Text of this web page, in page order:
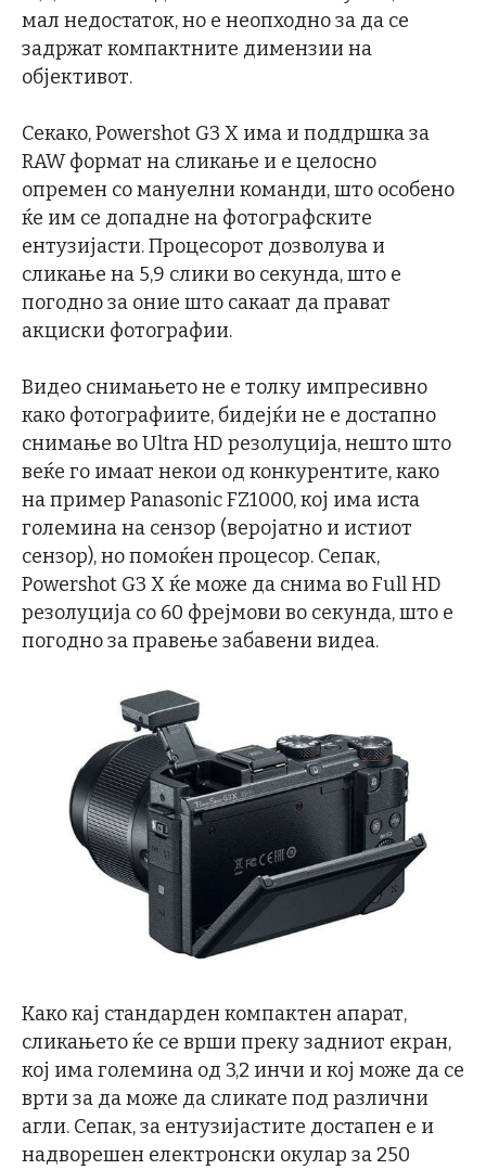
мал недостаток, но е неопходно за да се
задржат компактните димензии на
објективот.
Секако, Powershot G3 X има и поддршка за
RAW формат на сликање и е целосно
опремен со мануелни команди, што особено
ќе им се допадне на фотографските
ентузијасти. Процесорот дозволува и
сликање на 5,9 слики во секунда, што е
погодно за оние што сакаат да прават
акциски фотографии.
Видео снимањето не е толку импресивно
како фотографиите, бидејќи не е достапно
снимање во Ultra HD резолуција, нешто што
веќе го имаат некои од конкурентите, како
на пример Panasonic FZ1000, кој има иста
големина на сензор (веројатно и истиот
сензор), но помоќен процесор. Сепак,
Powershot G3 X ќе може да снима во Full HD
резолуција со 60 фрејмови во секунда, што е
погодно за правење забавени видеа.
Како кај стандарден компактен апарат,
сликањето ќе се врши преку задниот екран,
кој има големина од 3,2 инчи и кој може да се
врти за да може да сликате под различни
агли. Сепак, за ентузијастите достапен е и
надворешен електронски окулар за 250